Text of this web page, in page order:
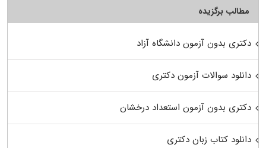
مطالب برگزیده
دکتری بدون آزمون دانشگاه آزاد
دانلود سوالات آزمون دکتری
دکتری بدون آزمون استعداد درخشان
دانلود کتاب زبان دکتری